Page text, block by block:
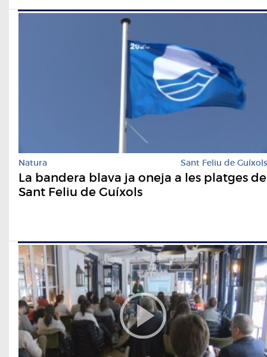
Natura Sant Feliu de Guíxols
La bandera blava ja oneja a les platges de
Sant Feliu de Guíxols